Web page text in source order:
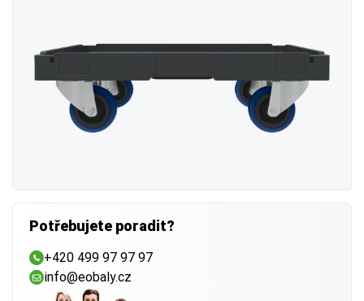
Potřebujete poradit?
+420 499 97 97 97
info@eobaly.cz